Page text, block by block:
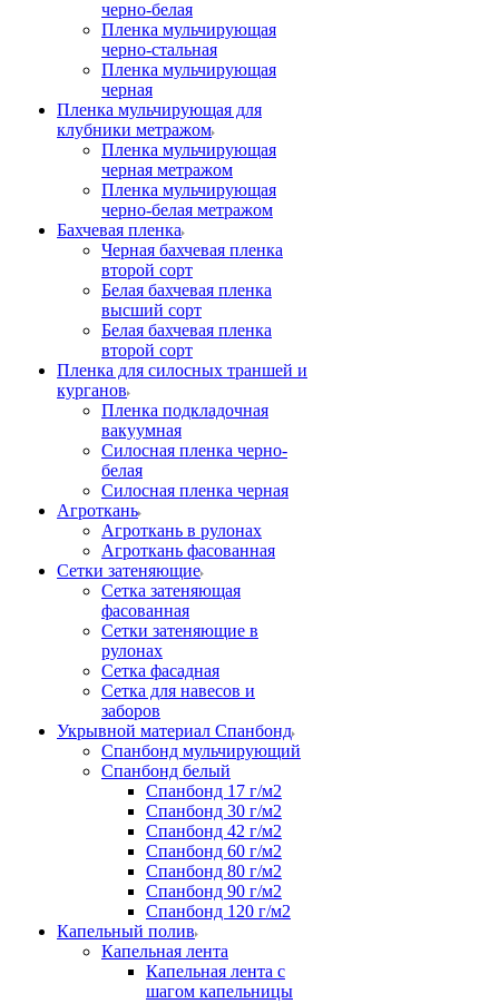
черно-белая
Пленка мульчирующая
черно-стальная
Пленка мульчирующая
черная
Пленка мульчирующая для
клубники метражом
Пленка мульчирующая
черная метражом
Пленка мульчирующая
черно-белая метражом
Бахчевая пленка
Черная бахчевая пленка
второй сорт
Белая бахчевая пленка
высший сорт
Белая бахчевая пленка
второй сорт
Пленка для силосных траншей и
курганов
Пленка подкладочная
вакуумная
Силосная пленка черно-
белая
Силосная пленка черная
Агроткань
Агроткань в рулонах
Агроткань фасованная
Сетки затеняющие
Сетка затеняющая
фасованная
Сетки затеняющие в
рулонах
Сетка фасадная
Сетка для навесов и
заборов
Укрывной материал Спанбонд
Спанбонд мульчирующий
Спанбонд белый
Спанбонд 17 г/м2
Спанбонд 30 г/м2
Спанбонд 42 г/м2
Спанбонд 60 г/м2
Спанбонд 80 г/м2
Спанбонд 90 г/м2
Спанбонд 120 г/м2
Капельный полив
Капельная лента
Капельная лента с
шагом капельницы